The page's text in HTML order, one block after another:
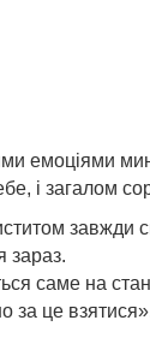
емоціями
і загалом
зараз.
саме на
за це